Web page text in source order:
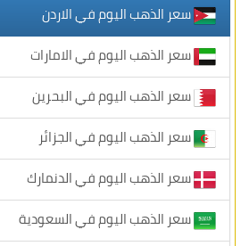
سعر الذهب اليوم في الاردن
سعر الذهب اليوم في الامارات
سعر الذهب اليوم في البحرين
سعر الذهب اليوم في الجزائر
سعر الذهب اليوم في الدنمارك
سعر الذهب اليوم في السعودية